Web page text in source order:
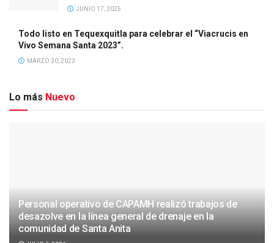
JUNIO 17, 2025
Todo listo en Tequexquitla para celebrar el “Viacrucis en
Vivo Semana Santa 2023”.
MARZO 30, 2023
Lo más Nuevo
Personal operativo de CAPAMH realizó trabajos de
desazolve en la línea general de drenaje en la
comunidad de Santa Anita